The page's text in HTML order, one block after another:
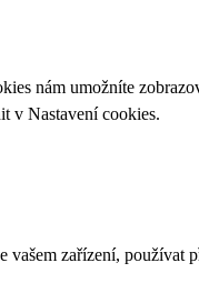
nám umožníte
v Nastavení cookies.
zařízení, používat